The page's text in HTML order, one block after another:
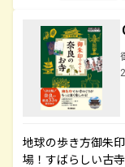
地球の歩き方御朱
場！すばらしい古